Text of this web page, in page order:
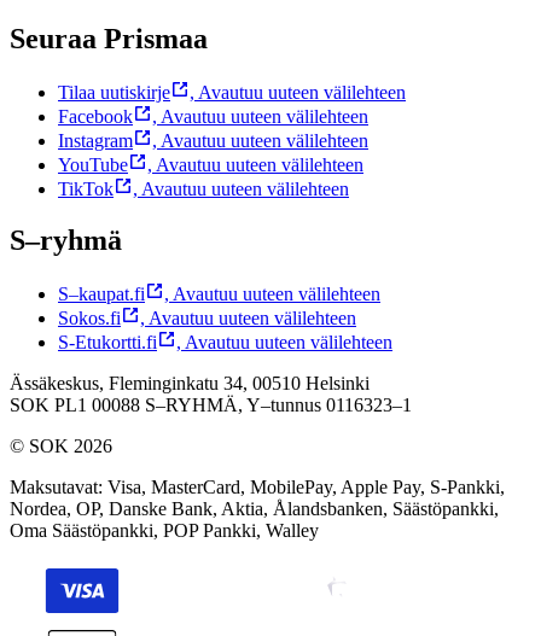
Seuraa Prismaa
Tilaa uutiskirje , Avautuu uuteen välilehteen
Facebook
, Avautuu uuteen välilehteen
Instagram
, Avautuu uuteen välilehteen
YouTube
, Avautuu uuteen välilehteen
TikTok
, Avautuu uuteen välilehteen
S–ryhmä
S–kaupat.fi , Avautuu uuteen välilehteen
Sokos.fi
, Avautuu uuteen välilehteen
S-Etukortti.fi
, Avautuu uuteen välilehteen
Ässäkeskus, Fleminginkatu 34, 00510 Helsinki
SOK PL1 00088 S–RYHMÄ, Y–tunnus 0116323–1
© SOK 2026
Maksutavat: Visa, MasterCard, MobilePay, Apple Pay, S-Pankki,
Nordea, OP, Danske Bank, Aktia, Ålandsbanken, Säästöpankki,
Oma Säästöpankki, POP Pankki, Walley